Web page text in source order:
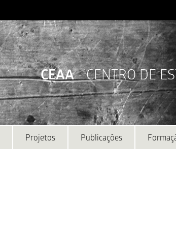
CEAA- CENTRO DE
Projetos Publicações